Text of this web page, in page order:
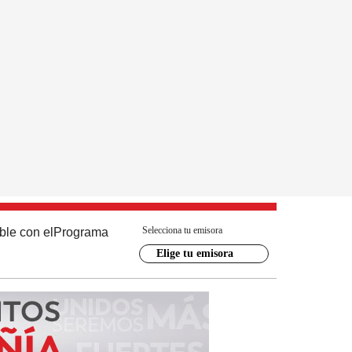
con el Programa Selecciona tu emisora
Elige tu emisora